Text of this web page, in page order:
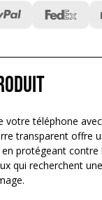
votre téléphone
transparent offre
protégeant contre
qui recherchent